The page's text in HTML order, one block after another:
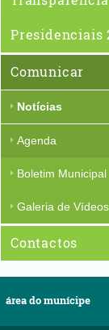
Presidenciais
Comunicar
Notícias
Agenda
Boletim Municipal
Galeria de Vídeos
Contactos
área do munícipe